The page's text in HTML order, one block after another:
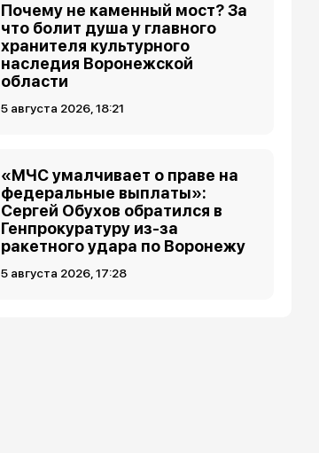
Почему не каменный мост? За
что болит душа у главного
хранителя культурного
наследия Воронежской
области
5 августа 2026, 18:21
«МЧС умалчивает о праве на
федеральные выплаты»:
Сергей Обухов обратился в
Генпрокуратуру из-за
ракетного удара по Воронежу
5 августа 2026, 17:28